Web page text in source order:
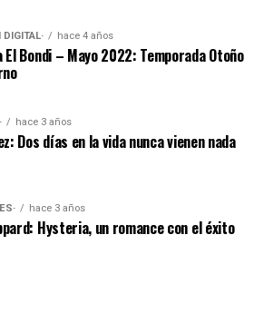
DIGITAL· hace 4 años
El Bondi – Mayo 2022: Temporada Otoño
hace 3 años
Dos días en la vida nunca vienen nada
hace 3 años
Hysteria, un romance con el éxito